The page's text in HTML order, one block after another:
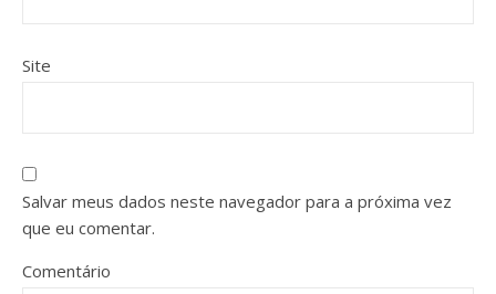
Site
Salvar meus dados neste navegador para a próxima vez
que eu comentar.
Comentário